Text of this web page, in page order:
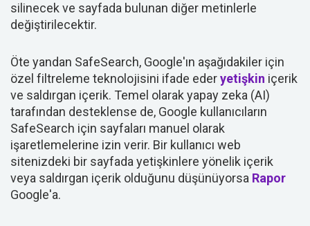
silinecek ve sayfada bulunan diğer metinlerle
değiştirilecektir.
Öte yandan SafeSearch, Google'ın aşağıdakiler için
özel filtreleme teknolojisini ifade ederyetişkin içerik
ve saldırgan içerik. Temel olarak yapay zeka (AI)
tarafından desteklense de, Google kullanıcıların
SafeSearch için sayfaları manuel olarak
işaretlemelerine izin verir. Bir kullanıcı web
sitenizdeki bir sayfada yetişkinlere yönelik içerik
veya saldırgan içerik olduğunu düşünüyorsa Rapor
Google'a.